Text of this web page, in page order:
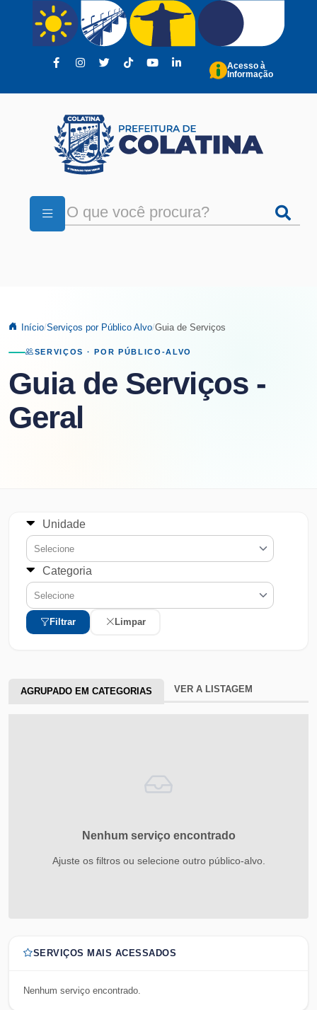
Pular para o conteúdo principal
Acesso à
Informação
Início Serviços por Público Alvo Guia de Serviços
SERVIÇOS · POR PÚBLICO-ALVO
Guia de Serviços -
Geral
Unidade
Selecione
Categoria
Selecione
Filtrar Limpar
AGRUPADO EM CATEGORIAS VER A LISTAGEM
Nenhum serviço encontrado
Ajuste os filtros ou selecione outro público-alvo.
SERVIÇOS MAIS ACESSADOS
Nenhum serviço encontrado.